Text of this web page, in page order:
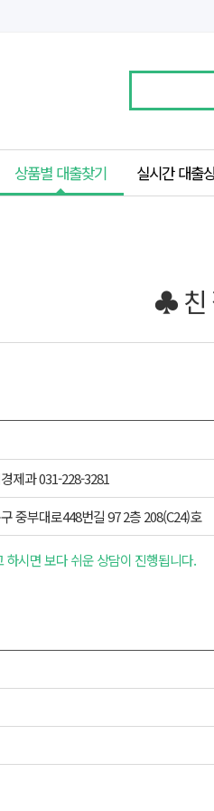
상품별 대출찾기 실시간 대출
♣ 친
제과 031-228-3281
중부대로448번길 97 2층 208(C24)호
하시면 보다 쉬운 상담이 진행됩니다.